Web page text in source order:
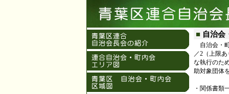
■ 自治会
自治会・
／2（上限
な執行のた
助対象団体
・関係書